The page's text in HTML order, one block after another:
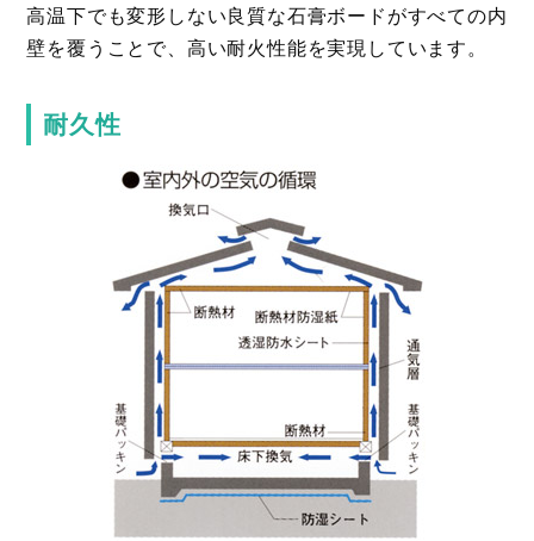
高温下でも変形しない良質な石膏ボードがすべての内
壁を覆うことで、高い耐火性能を実現しています。
耐久性